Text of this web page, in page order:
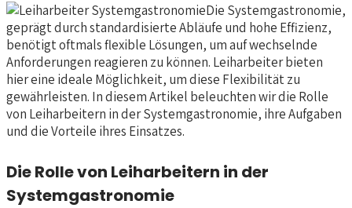
Die Systemgastronomie,
geprägt durch standardisierte Abläufe und hohe Effizienz,
benötigt oftmals flexible Lösungen, um auf wechselnde
Anforderungen reagieren zu können. Leiharbeiter bieten
hier eine ideale Möglichkeit, um diese Flexibilität zu
gewährleisten. In diesem Artikel beleuchten wir die Rolle
von Leiharbeitern in der Systemgastronomie, ihre Aufgaben
und die Vorteile ihres Einsatzes.
Die Rolle von Leiharbeitern in der
Systemgastronomie